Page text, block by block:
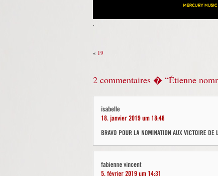
« 19
2 commentaires � “Étienne